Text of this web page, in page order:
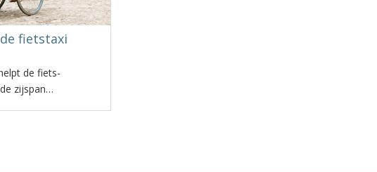
fietstaxi
de fiets-
zijspan…